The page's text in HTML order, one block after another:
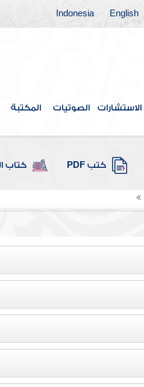
English
Indonesia
الاستشارات الصوتيات المكتبة
كتب PDF كتاب